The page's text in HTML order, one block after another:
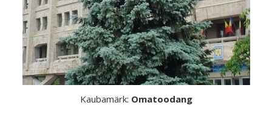
Kaubamärk: Omatoodang